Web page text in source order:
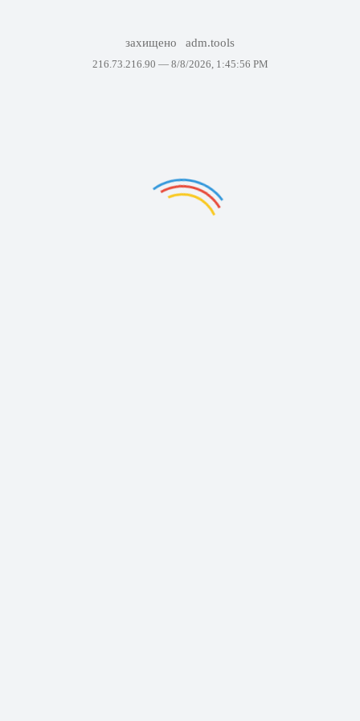
захищено adm.tools
216.73.216.90 — 8/8/2026, 1:45:56 PM